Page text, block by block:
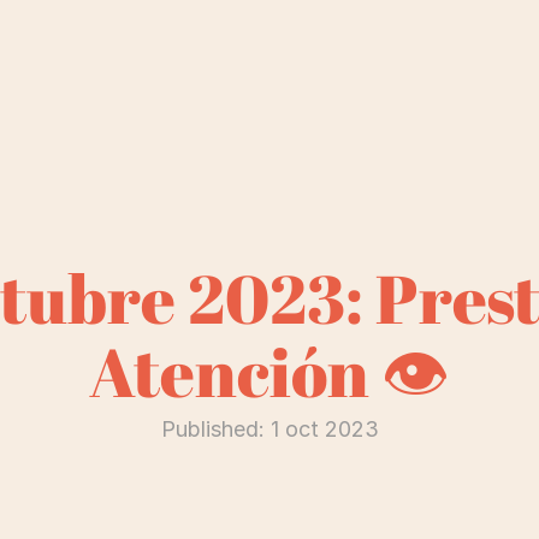
2023:
Atención 👁️
Published: 1 oct 2023